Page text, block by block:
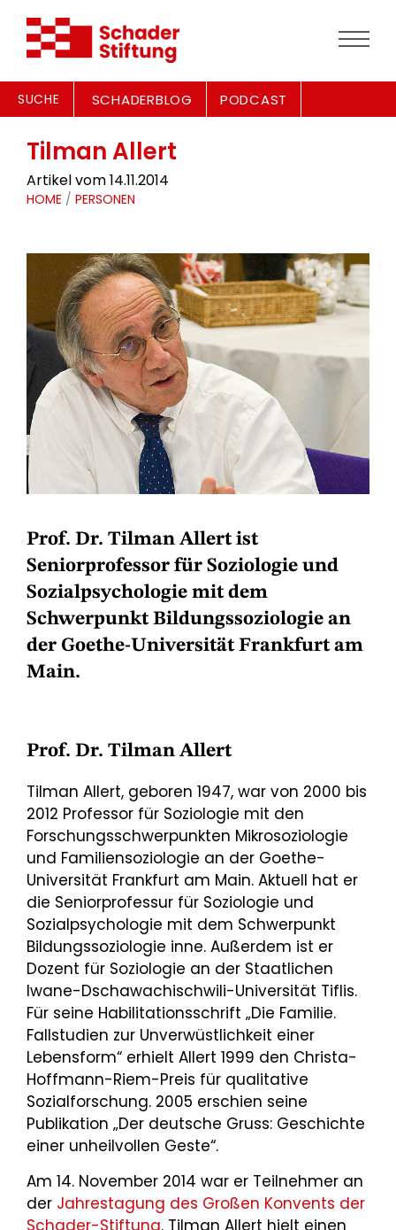
SUCHE SCHADERBLOG PODCAST
Tilman Allert
Artikel vom 14.11.2014
HOME / PERSONEN
Prof. Dr. Tilman Allert ist
Seniorprofessor für Soziologie und
Sozialpsychologie mit dem
Schwerpunkt Bildungssoziologie an
der Goethe-Universität Frankfurt am
Main.
Prof. Dr. Tilman Allert
Tilman Allert, geboren 1947, war von 2000 bis
2012 Professor für Soziologie mit den
Forschungsschwerpunkten Mikrosoziologie
und Familiensoziologie an der Goethe-
Universität Frankfurt am Main. Aktuell hat er
die Seniorprofessur für Soziologie und
Sozialpsychologie mit dem Schwerpunkt
Bildungssoziologie inne. Außerdem ist er
Dozent für Soziologie an der Staatlichen
Iwane-Dschawachischwili-Universität Tiflis.
Für seine Habilitationsschrift „Die Familie.
Fallstudien zur Unverwüstlichkeit einer
Lebensform“ erhielt Allert 1999 den Christa-
Hoffmann-Riem-Preis für qualitative
Sozialforschung. 2005 erschien seine
Publikation „Der deutsche Gruss: Geschichte
einer unheilvollen Geste“.
Am 14. November 2014 war er Teilnehmer an
der Jahrestagung des Großen Konvents der